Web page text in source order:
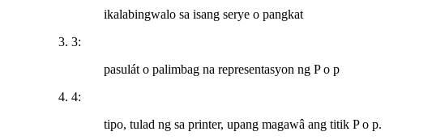
ikalabingwalo sa isang serye o pangkat
3:
pasulát o palimbag na representasyon ng P o p
4:
tipo, tulad ng sa printer, upang magawâ ang titik P o p.